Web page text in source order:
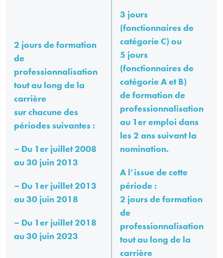
2 jours de formation
de
professionnalisation
tout au long de la
carrière
sur chacune des
périodes suivantes :
– Du 1er juillet 2008
au 30 juin 2013
– Du 1er juillet 2013
au 30 juin 2018
– Du 1er juillet 2018
au 30 juin 2023
3 jours
(fonctionnaires de
catégorie C) ou
5 jours
(fonctionnaires de
catégorie A et B)
de formation de
professionnalisation
au 1er emploi dans
les 2 ans suivant la
nomination.
A l’issue de cette
période :
2 jours de formation
de
professionnalisation
tout au long de la
carrière